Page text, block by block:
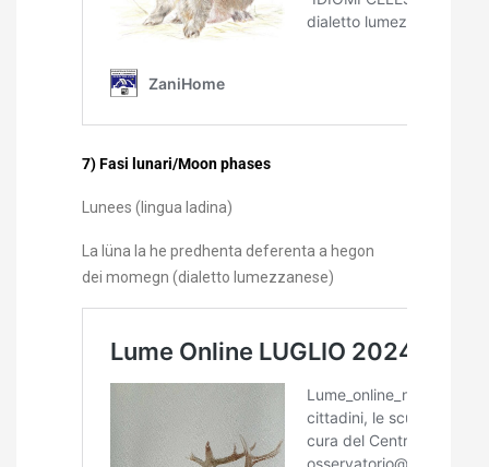
7) Fasi lunari/Moon phases
Lunees (lingua ladina)
La lüna la he predhenta deferenta a hegon
dei momegn (dialetto lumezzanese)